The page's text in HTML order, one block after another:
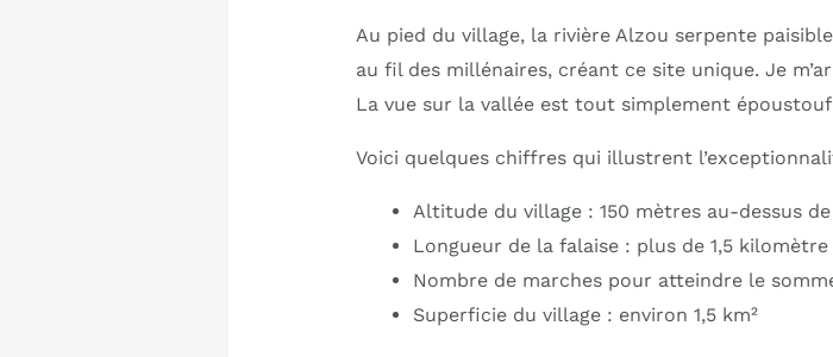
Au pied du village, la rivière Alzou serpente
au fil des millénaires, créant ce site unique. Je
La vue sur la vallée est tout simplement
Voici quelques chiffres qui illustrent
Altitude du village : 150 mètres au-dessus
Longueur de la falaise : plus de 1,5 kilomètre
Nombre de marches pour atteindre le
Superficie du village : environ 1,5 km²